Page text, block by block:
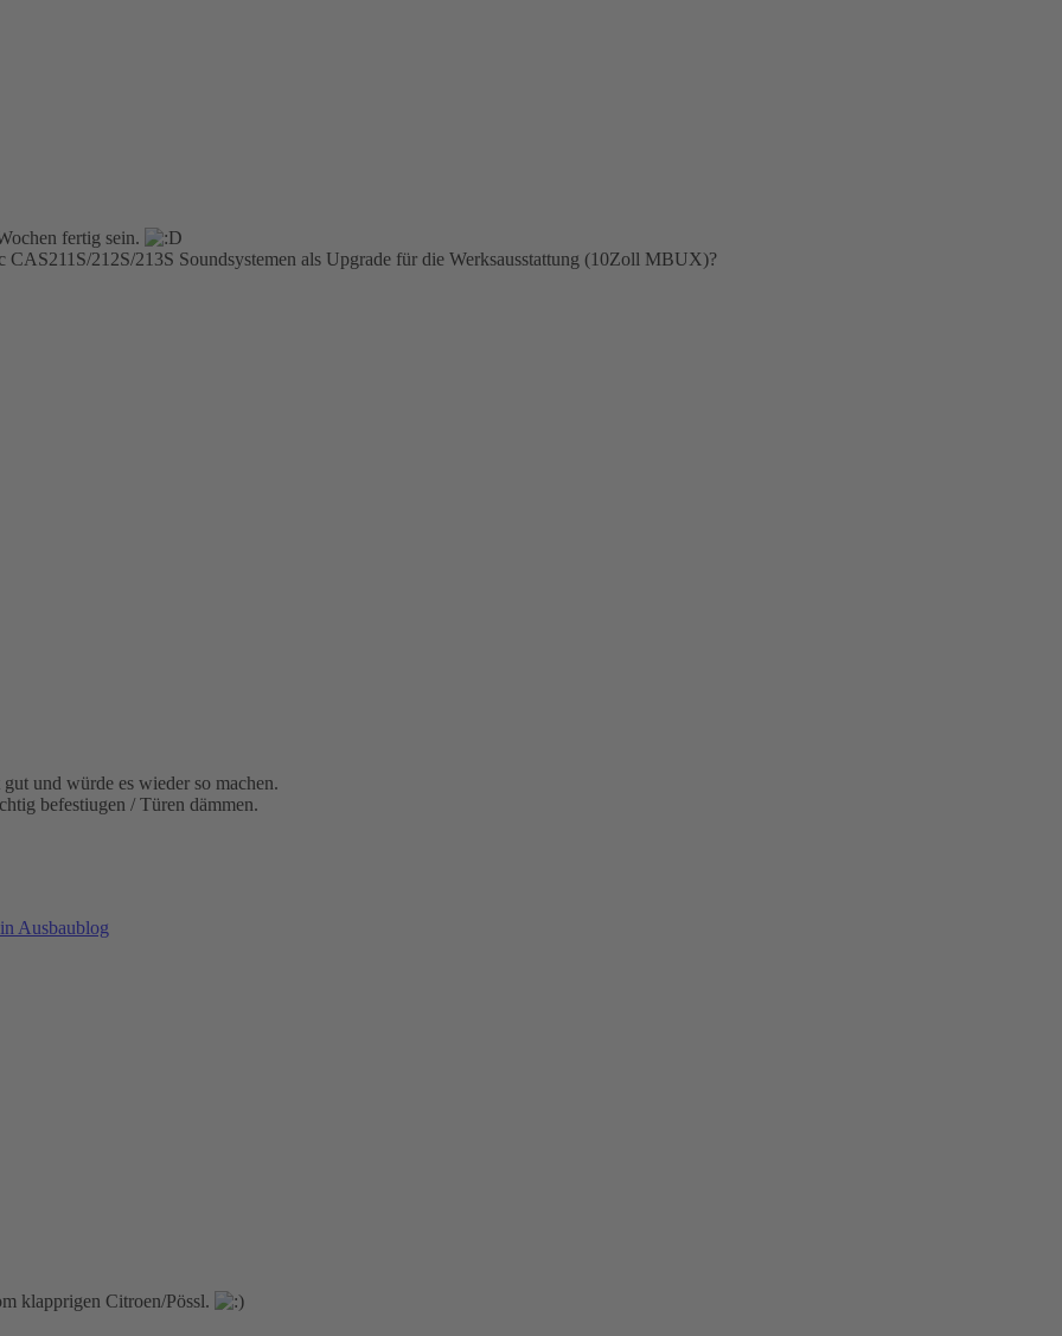
fertig sein.
CAS211S/212S/213S Soundsystemen als Upgrade für die Werksausstattung (10Zoll MBUX)?
und würde es wieder so machen.
befestiugen / Türen dämmen.
Ausbaublog
klapprigen Citroen/Pössl.